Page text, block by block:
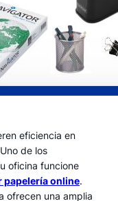
eficiencia en
de los
oficina funcione
papelería online.
ofrecen una amplia